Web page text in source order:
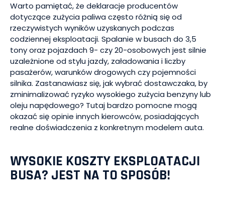
Warto pamiętać, że deklaracje producentów
dotyczące zużycia paliwa często różnią się od
rzeczywistych wyników uzyskanych podczas
codziennej eksploatacji. Spalanie w busach do 3,5
tony oraz pojazdach 9- czy 20-osobowych jest silnie
uzależnione od stylu jazdy, załadowania i liczby
pasażerów, warunków drogowych czy pojemności
silnika. Zastanawiasz się, jak wybrać dostawczaka, by
zminimalizować ryzyko wysokiego zużycia benzyny lub
oleju napędowego? Tutaj bardzo pomocne mogą
okazać się opinie innych kierowców, posiadających
realne doświadczenia z konkretnym modelem auta.
WYSOKIE KOSZTY EKSPLOATACJI
BUSA? JEST NA TO SPOSÓB!